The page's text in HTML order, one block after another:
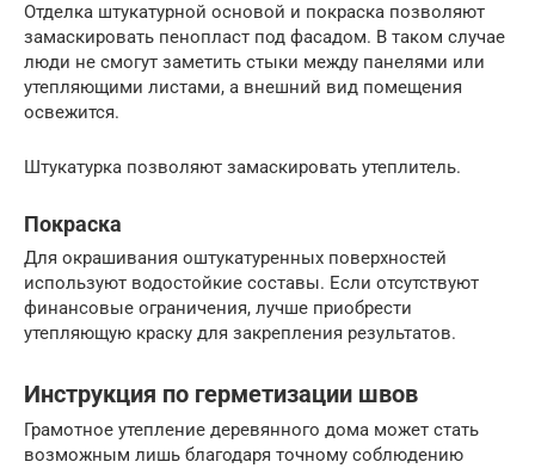
Отделка штукатурной основой и покраска позволяют
замаскировать пенопласт под фасадом. В таком случае
люди не смогут заметить стыки между панелями или
утепляющими листами, а внешний вид помещения
освежится.
Штукатурка позволяют замаскировать утеплитель.
Покраска
Для окрашивания оштукатуренных поверхностей
используют водостойкие составы. Если отсутствуют
финансовые ограничения, лучше приобрести
утепляющую краску для закрепления результатов.
Инструкция по герметизации швов
Грамотное утепление деревянного дома может стать
возможным лишь благодаря точному соблюдению